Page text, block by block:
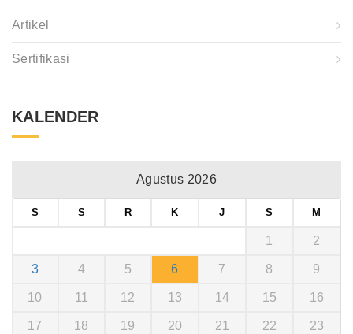
Artikel
Sertifikasi
KALENDER
Agustus 2026
S S R K J S M
1 2
3 4 5 6 7 8 9
10 11 12 13 14 15 16
17 18 19 20 21 22 23